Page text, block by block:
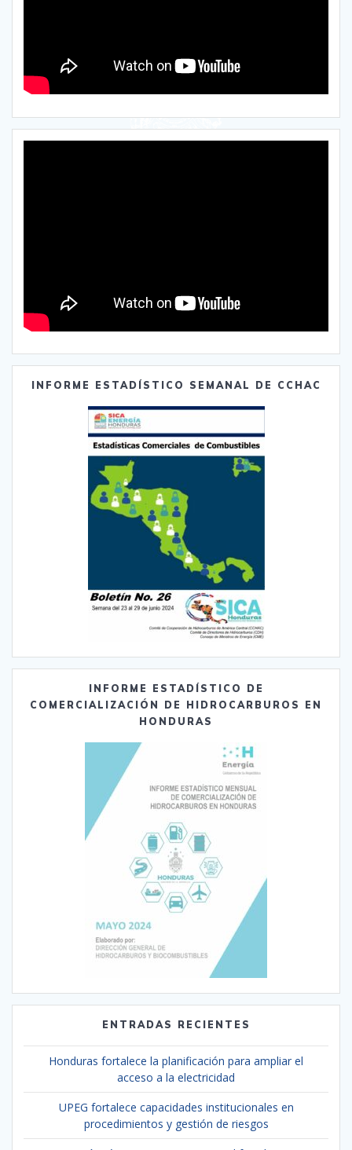
INFORME ESTADÍSTICO SEMANAL DE CCHAC
INFORME ESTADÍSTICO DE
COMERCIALIZACIÓN DE HIDROCARBUROS EN
HONDURAS
ENTRADAS RECIENTES
Honduras fortalece la planificación para ampliar el
acceso a la electricidad
UPEG fortalece capacidades institucionales en
procedimientos y gestión de riesgos